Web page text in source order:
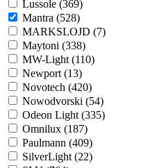
Lussole (369)
Mantra (528)
MARKSLOJD (7)
Maytoni (338)
MW-Light (110)
Newport (13)
Novotech (420)
Nowodvorski (54)
Odeon Light (335)
Omnilux (187)
Paulmann (409)
SilverLight (22)